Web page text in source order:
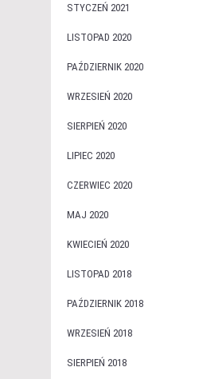
STYCZEŃ 2021
LISTOPAD 2020
PAŹDZIERNIK 2020
WRZESIEŃ 2020
SIERPIEŃ 2020
LIPIEC 2020
CZERWIEC 2020
MAJ 2020
KWIECIEŃ 2020
LISTOPAD 2018
PAŹDZIERNIK 2018
WRZESIEŃ 2018
SIERPIEŃ 2018